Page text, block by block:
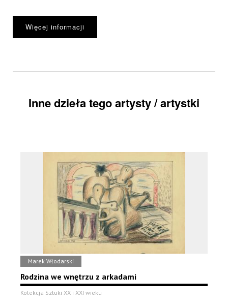
Więcej informacji
Inne dzieła tego artysty / artystki
Marek Włodarski
Rodzina we wnętrzu z arkadami
Kolekcja Sztuki XX i XXI wieku